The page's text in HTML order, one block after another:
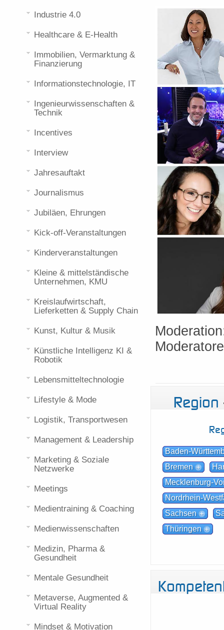
Region
Baden-
Bremen
Mecklenburg-
Nordrhein-
Sachsen
Thüringen
Industrie 4.0
Healthcare & E-Health
Immobilien, Vermarktung &
Finanzierung
Informationstechnologie, IT
Ingenieurwissenschaften &
Technik
Incentives
Interview
Jahresauftakt
Journalismus
Jubiläen, Ehrungen
Kick-off-Veranstaltungen
Kinderveranstaltungen
Kleine & mittelständische
Unternehmen, KMU
Kreislaufwirtschaft,
Lieferketten & Supply Chain
Kunst, Kultur & Musik
Künstliche Intelligenz KI &
Robotik
Lebensmitteltechnologie
Lifestyle & Mode
Logistik, Transportwesen
Management & Leadership
Marketing & Soziale
Netzwerke
Meetings
Medientraining & Coaching
Medienwissenschaften
Medizin, Pharma &
Gesundheit
Mentale Gesundheit
Metaverse, Augmented &
Virtual Reality
Mindset & Motivation